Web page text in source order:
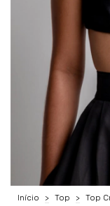
Início > Top > Top